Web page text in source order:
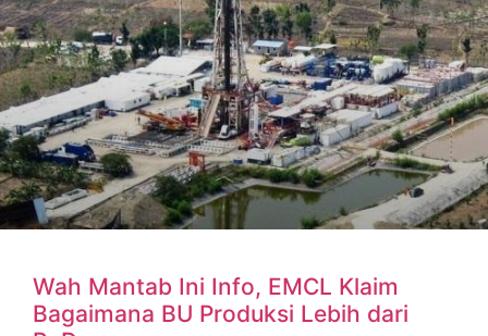
Wah Mantab Ini Info, EMCL Klaim
Bagaimana BU Produksi Lebih dari